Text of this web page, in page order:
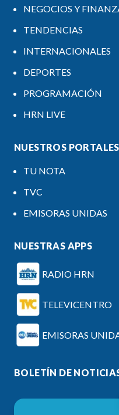
NEGOCIOS Y
TENDENCIAS
INTERNACIONALES
DEPORTES
PROGRAMACIÓN
HRN LIVE
NUESTROS PORTALES
TU NOTA
TVC
EMISORAS UNIDAS
NUESTRAS APPS
RADIO HRN
TELEVICENTRO
EMISORAS
BOLETÍN DE